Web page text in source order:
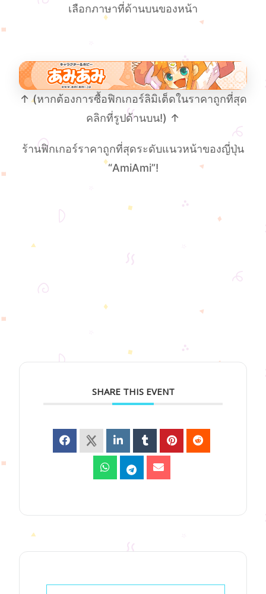
เลือกภาษาที่ด้านบนของหน้า
↑ (หากต้องการซื้อฟิกเกอร์ลิมิเต็ดในราคาถูกที่สุด
คลิกที่รูปด้านบน!) ↑
ร้านฟิกเกอร์ราคาถูกที่สุดระดับแนวหน้าของญี่ปุ่น
“AmiAmi”!
SHARE THIS EVENT